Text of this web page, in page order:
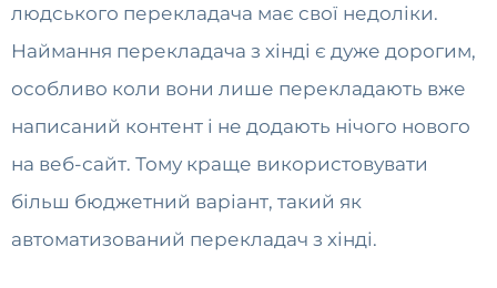
людського перекладача має свої недоліки.
Наймання перекладача з хінді є дуже дорогим,
особливо коли вони лише перекладають вже
написаний контент і не додають нічого нового
на веб-сайт. Тому краще використовувати
більш бюджетний варіант, такий як
автоматизований перекладач з хінді.